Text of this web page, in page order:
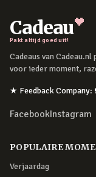
Cadeau
Pakt altijd goed uit!
Cadeaus van
voor ieder moment,
★ Feedback Company:
FacebookInstagram
POPULAIRE
Verjaardag